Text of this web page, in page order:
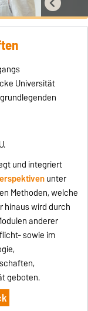
Universität
und integriert
unter
Methoden, welche
hinaus wird durch
anderer
sowie im
geboten.